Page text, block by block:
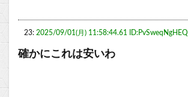
23: 2025/09/01(月) 11:58:44.61 ID:PvSweqNgHEQ
確かにこれは安いわ